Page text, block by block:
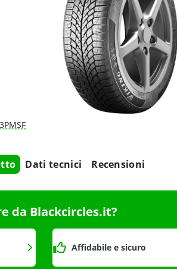
3PMSF
Dati tecnici Recensioni
da Blackcircles.it?
Affidabile e sicuro